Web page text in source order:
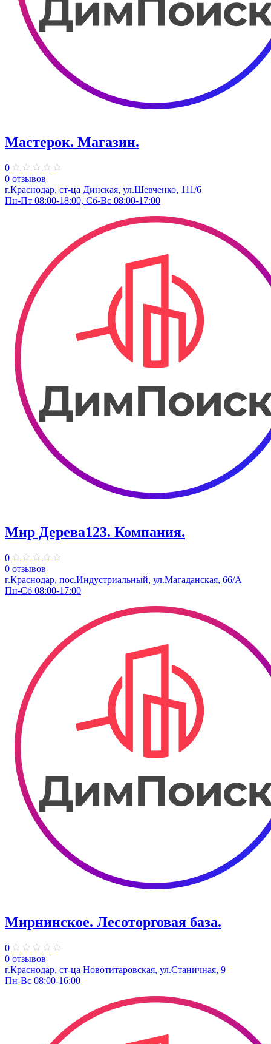
Мастерок. Магазин.
0
0 отзывов
г.Краснодар, ст-ца Динская, ул.Шевченко, 111/6
Пн-Пт 08:00-18:00, Сб-Вс 08:00-17:00
Мир Дерева123. Компания.
0
0 отзывов
г.Краснодар, пос.Индустриальный, ул.Магаданская, 66/А
Пн-Сб 08:00-17:00
Мирнинское. Лесоторговая база.
0
0 отзывов
г.Краснодар, ст-ца Новотитаровская, ул.Станичная, 9
Пн-Вс 08:00-16:00